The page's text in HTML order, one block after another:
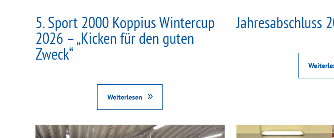
5. Sport 2000 Koppius Wintercup
2026 – „Kicken für den guten
Zweck“
Weiterlesen
Jahresabschluss